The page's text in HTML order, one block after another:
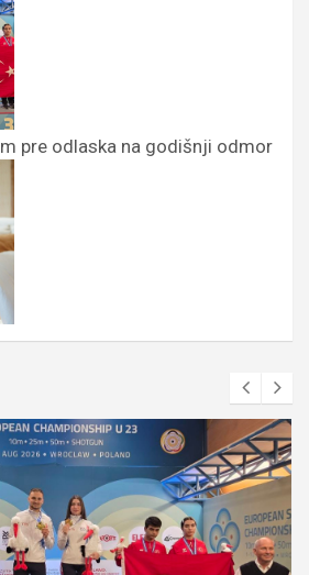
pre odlaska na godišnji odmor